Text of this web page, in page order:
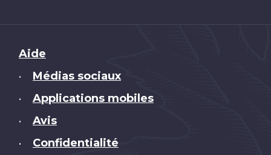
Brand
Aide
• Médias sociaux
• Applications mobiles
• Avis
• Confidentialité